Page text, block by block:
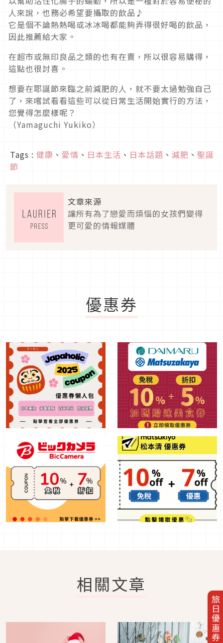
旅日優惠券
人來說，也務必希望要攝取的飲品♪
它是個不論熱熱喝或冰冰喝都能夠弄得很好喝的飲品，
因此推薦給大家。
在超市或無印良品之類的也有在賣，所以很容易購得，
這點也很討喜。
想要在耶誕節來臨之前減肥的人，就不要太過勉強自己
了，來嚐試看看這些可以從日常生活開始實行的方法，
您覺得怎麼樣呢？
（Yamaguchi Yukiko）
Tags : 健康 、 愛情 、 日本生活 、 日本話題 、 減肥 、 聖誕
節
文章來源
讓所有為了戀愛而煩惱的女孩們變得
更可愛的情報媒體
優惠券
相關文章